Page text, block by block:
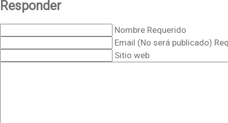
Responder
Nombre Requerido
Email (No será publicado)
Sitio web